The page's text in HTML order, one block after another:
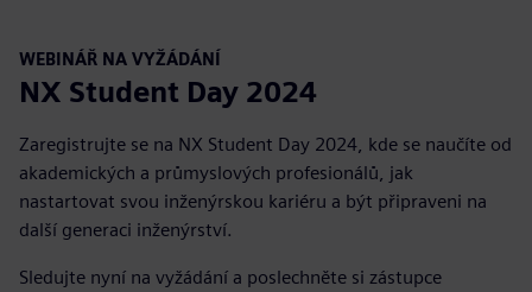
WEBINÁŘ NA VYŽÁDÁNÍ
NX Student Day 2024
Zaregistrujte se na NX Student Day 2024, kde se naučíte od
akademických a průmyslových profesionálů, jak
nastartovat svou inženýrskou kariéru a být připraveni na
další generaci inženýrství.
Sledujte nyní na vyžádání a poslechněte si zástupce